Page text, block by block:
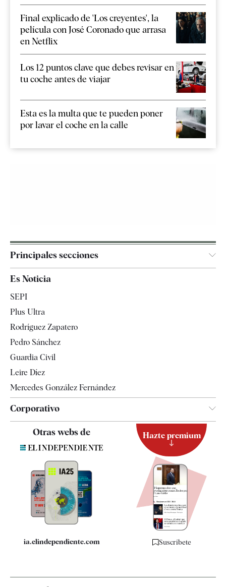
Final explicado de 'Los creyentes', la
película con José Coronado que arrasa
en Netflix
Los 12 puntos clave que debes revisar en
tu coche antes de viajar
Esta es la multa que te pueden poner
por lavar el coche en la calle
Principales secciones
España
Televisión
Es Noticia
SEPI
Plus Ultra
Rodríguez Zapatero
Pedro Sánchez
Guardia Civil
Leire Díez
Mercedes González Fernández
Corporativo
Contacto
Quiénes somos
Especificaciones
Otras webs de
ia.elindependiente.com
Hazte premium
Suscríbete